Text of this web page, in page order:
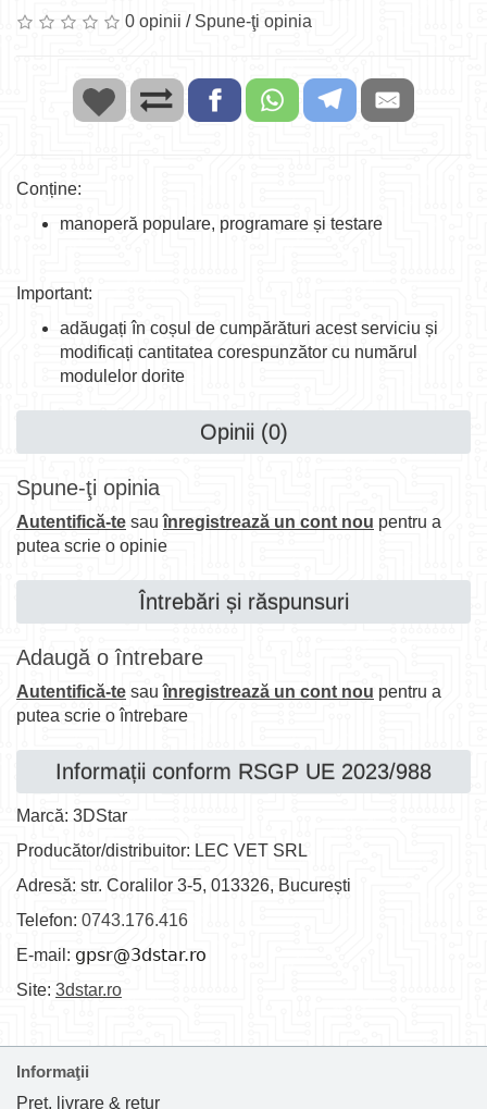
0 opinii / Spune-ţi opinia
Conține:
manoperă populare, programare și testare
Important:
adăugați în coșul de cumpărături acest serviciu și
modificați cantitatea corespunzător cu numărul
modulelor dorite
Opinii (0)
Spune-ţi opinia
Autentifică-te sauînregistrează un cont nou pentru a
putea scrie o opinie
Întrebări și răspunsuri
Adaugă o întrebare
Autentifică-te sauînregistrează un cont nou pentru a
putea scrie o întrebare
Informații conform RSGP UE 2023/988
Marcă: 3DStar
Producător/distribuitor: LEC VET SRL
Adresă: str. Coralilor 3-5, 013326, București
Telefon: 0743.176.416
E-mail:
Site: 3dstar.ro
Informaţii
Preț, livrare & retur